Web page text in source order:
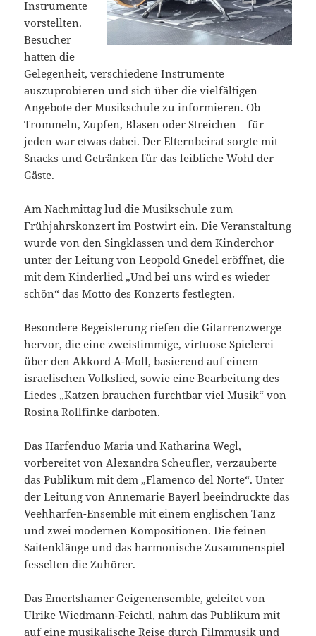
Instrumente
vorstellten.
Besucher
hatten die
Gelegenheit, verschiedene Instrumente
auszuprobieren und sich über die vielfältigen
Angebote der Musikschule zu informieren. Ob
Trommeln, Zupfen, Blasen oder Streichen – für
jeden war etwas dabei. Der Elternbeirat sorgte mit
Snacks und Getränken für das leibliche Wohl der
Gäste.
Am Nachmittag lud die Musikschule zum
Frühjahrskonzert im Postwirt ein. Die Veranstaltung
wurde von den Singklassen und dem Kinderchor
unter der Leitung von Leopold Gnedel eröffnet, die
mit dem Kinderlied „Und bei uns wird es wieder
schön“ das Motto des Konzerts festlegten.
Besondere Begeisterung riefen die Gitarrenzwerge
hervor, die eine zweistimmige, virtuose Spielerei
über den Akkord A-Moll, basierend auf einem
israelischen Volkslied, sowie eine Bearbeitung des
Liedes „Katzen brauchen furchtbar viel Musik“ von
Rosina Rollfinke darboten.
Das Harfenduo Maria und Katharina Wegl,
vorbereitet von Alexandra Scheufler, verzauberte
das Publikum mit dem „Flamenco del Norte“. Unter
der Leitung von Annemarie Bayerl beeindruckte das
Veehharfen-Ensemble mit einem englischen Tanz
und zwei modernen Kompositionen. Die feinen
Saitenklänge und das harmonische Zusammenspiel
fesselten die Zuhörer.
Das Emertshamer Geigenensemble, geleitet von
Ulrike Wiedmann-Feichtl, nahm das Publikum mit
auf eine musikalische Reise durch Filmmusik und